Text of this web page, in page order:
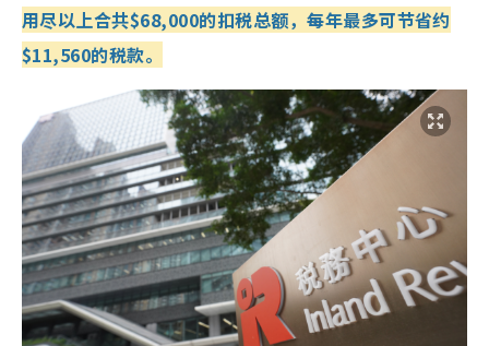
用尽以上合共$68,000的扣税总额，每年最多可节省约
$11,560的税款。